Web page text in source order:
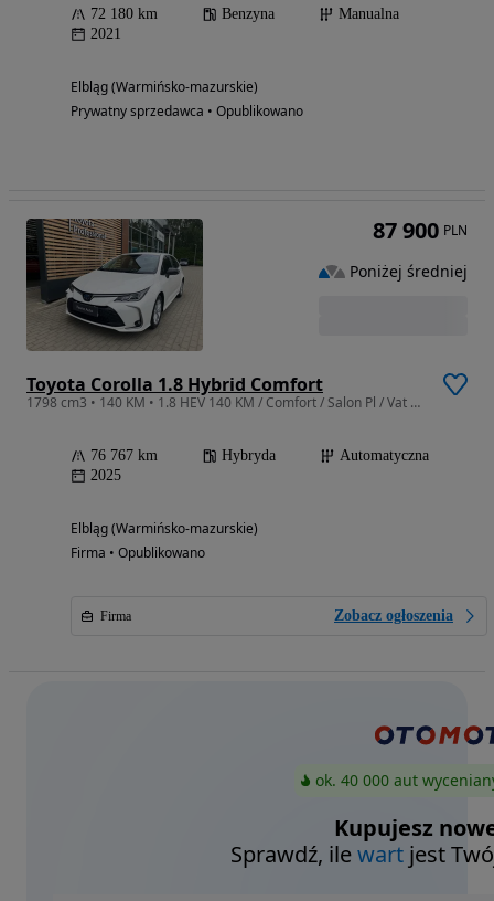
72 180 km Benzyna
Manualna
2021
Elbląg (Warmińsko-mazurskie)
Prywatny sprzedawca • Opublikowano
Toyota Corolla 1.8 Hybrid Comfort
1798 cm3 • 140 KM • 1.8 HEV 140 KM / Comfort / Salon Pl / Vat 23% / Salon Toyota Elbląg
76 767 km Hybryda
Automatyczna
2025
Elbląg (Warmińsko-mazurskie)
Firma • Opublikowano
Firma Zobacz ogłoszenia
87 900 PLN
Poniżej średniej
ok. 40 000 aut
Kupujesz
Sprawdź, ilewart jest